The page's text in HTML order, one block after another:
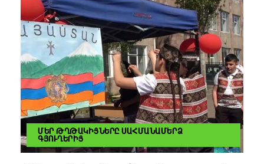
ՄԵՐ ԹՂԹԱԿԻՑՆԵՐԸ ՍԱՀՄԱՆԱՄԵՐՁ
ԳՅՈՒՂԵՐԻՑ